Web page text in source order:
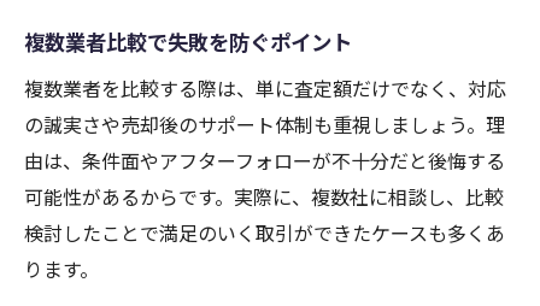
複数業者比較で失敗を防ぐポイント
複数業者を比較する際は、単に査定額だけでなく、対応
の誠実さや売却後のサポート体制も重視しましょう。理
由は、条件面やアフターフォローが不十分だと後悔する
可能性があるからです。実際に、複数社に相談し、比較
検討したことで満足のいく取引ができたケースも多くあ
ります。